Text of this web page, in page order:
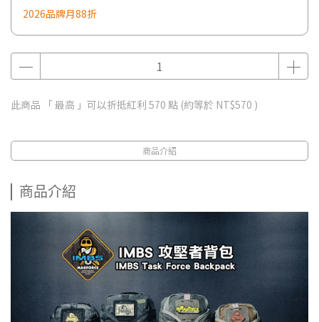
2026品牌月88折
此商品 「 最高 」可以折抵紅利 570 點 (約等於 NT$570 )
商品介紹
商品介紹